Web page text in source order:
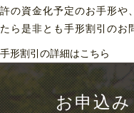
許の資金化予定のお手形や
たら是非とも手形割引のお
手形割引の詳細はこちら
お申込